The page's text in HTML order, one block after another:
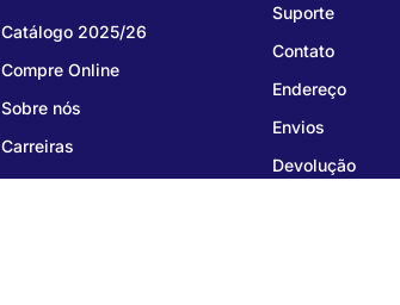
Catálogo 2025/26
Compre Online
Sobre nós
Carreiras
Suporte
Contato
Endereço
Envios
Devolução